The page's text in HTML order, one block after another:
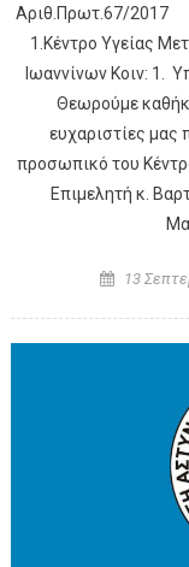
Αριθ.Πρωτ.67/
1.Κέντρο Υγείας
Ιωαννίνων Κοιν: 1.
Θεωρούμε
ευχαριστίες μας
προσωπικό του
Επιμελητή κ.
Posted on
13